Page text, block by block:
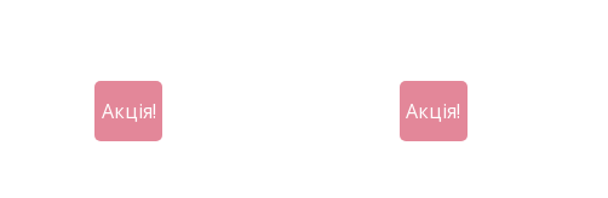
Акція! Акція!